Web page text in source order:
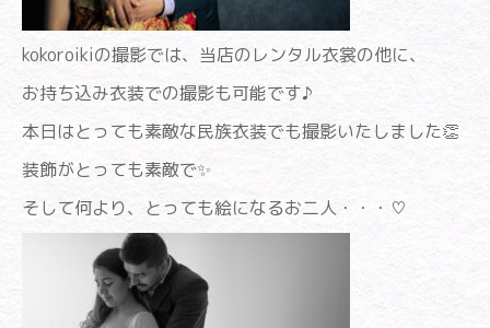
kokoroikiの撮影では、当店のレンタル衣裳の他に、
お持ち込み衣装での撮影も可能です♪
本日はとっても素敵な民族衣装でも撮影いたしました👏
装飾がとっても素敵で✨
そして何より、とっても絵になるお二人・・・♡